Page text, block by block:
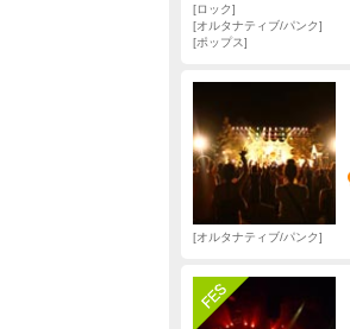
ロック
オルタナティブ/パンク
ポップス
オルタナティブ/パンク